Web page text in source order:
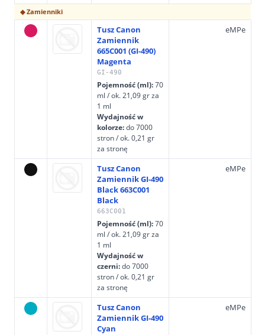
◆ Zamienniki
Tusz Canon
Zamiennik
665C001 (GI-490)
Magenta
GI-490
Pojemność (ml):70
ml / ok. 21,09 gr za
1 ml
Wydajność w
kolorze:do 7000
stron / ok. 0,21 gr
za stronę
eMPe
Tusz Canon
Zamiennik GI-490
Black 663C001
Black
663C001
Pojemność (ml):70
ml / ok. 21,09 gr za
1 ml
Wydajność w
czerni:do 7000
stron / ok. 0,21 gr
za stronę
eMPe
Tusz Canon
Zamiennik GI-490
Cyan
eMPe